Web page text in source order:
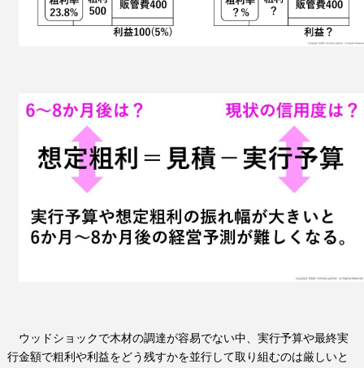
ウッドショックで木材の調達が容易でない中、実行予算や最終実
行金額で粗利や利益をどう残すかを並行して取り組むのは厳しいと